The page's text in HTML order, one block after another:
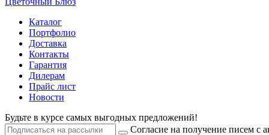
Каталог
Портфолио
Доставка
Контакты
Гарантия
Дилерам
Прайс лист
Новости
Будьте в курсе самых выгодных предложений!
Согласие на получение писем с